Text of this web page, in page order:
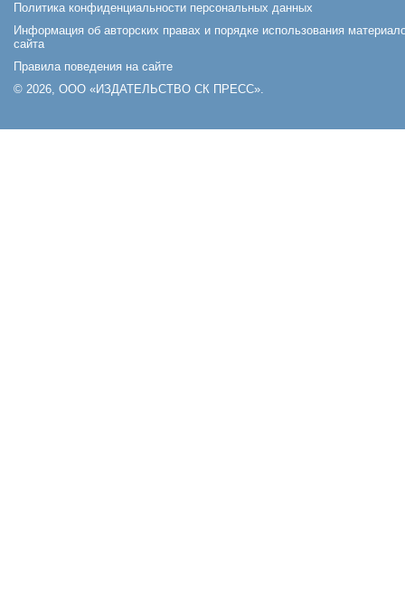
Политика конфиденциальности персональных данных
Информация об авторских правах и порядке использования
сайта
Правила поведения на сайте
© 2026, ООО «ИЗДАТЕЛЬСТВО СК ПРЕСС».